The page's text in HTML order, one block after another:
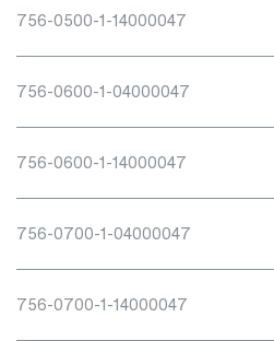
756-0500-1-14000047
756-0600-1-04000047
756-0600-1-14000047
756-0700-1-04000047
756-0700-1-14000047